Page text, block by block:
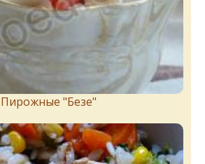
Пирожныe "Бeзe"